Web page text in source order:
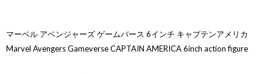
マーベル アベンジャーズ ゲームバース 6インチ キャプテンアメリカ
Marvel Avengers Gameverse CAPTAIN AMERICA 6inch action figure